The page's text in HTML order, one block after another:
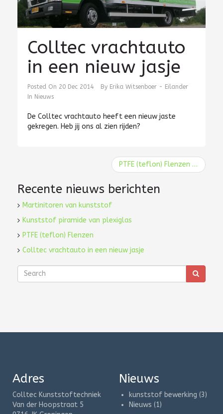
Colltec vrachtauto
in een nieuw jasje
Posted On 20 Dec 2014 By Erika Witsenboer - Eilander
In Nieuws
De Colltec vrachtauto heeft een nieuw jaste
gekregen. Heb jij ons al zien rijden?
PTFE (teflon) Flenzen
Recente nieuws berichten
Martinitoren van kunststof
Kunststof piramide van plexiglas
PTFE (teflon) Flenzen
Colltec vrachtauto in een nieuw jasje
Adres
Colltec Kunststoftechniek
Van der Hoopstraat 5
Nieuws
kunststof bewerking (3)
Nieuws (1)